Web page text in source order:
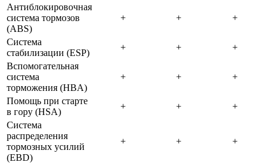
Антиблокировочная
система тормозов
(ABS)
Система
стабилизации (ESP)
Вспомогательная
система
торможения (HBA)
Помощь при старте
в гору (HSA)
Система
распределения
тормозных усилий
(EBD)